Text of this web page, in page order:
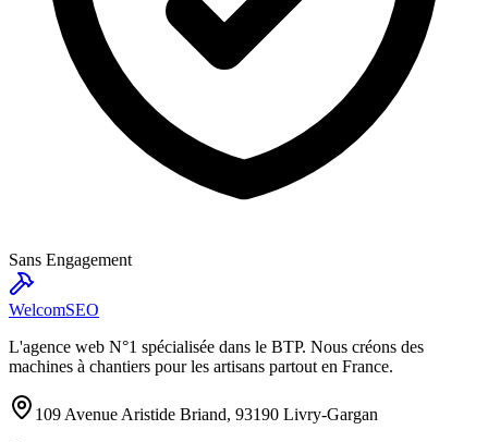
Sans Engagement
WelcomSEO
L'agence web N°1 spécialisée dans le BTP. Nous créons des
machines à chantiers pour les artisans partout en France.
109 Avenue Aristide Briand, 93190 Livry-Gargan